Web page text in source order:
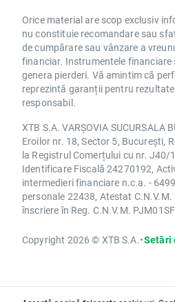
Orice material are scop exclusiv
nu constituie recomandare sau
de cumpărare sau vânzare a
financiar. Instrumentele financiare
genera pierderi. Vă amintim că
reprezintă garanții pentru
responsabil.
XTB S.A. VARȘOVIA SUCURSALA
Eroilor nr. 18, Sector 5, București,
la Registrul Comerțului cu nr. J40/
Identificare Fiscală 24270192,
intermedieri financiare n.c.a. -
personale 22438, Atestat
înscriere în Reg. C.N.V.M.
Copyright 2026 © XTB S.A.•Setări